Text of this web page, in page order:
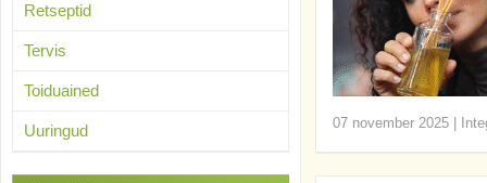
07 november 2025
Retseptid
Tervis
Toiduained
Uuringud